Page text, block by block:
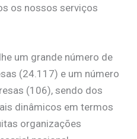
os nossos serviços
um grande número de
(24.117) e um número
(106), sendo dos
dinâmicos em termos
organizações